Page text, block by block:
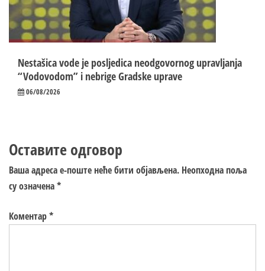
Nestašica vode je posljedica neodgovornog upravljanja
“Vodovodom” i nebrige Gradske uprave
06/08/2026
Оставите одговор
Ваша адреса е-поште неће бити објављена. Неопходна поља
су означена*
Коментар*